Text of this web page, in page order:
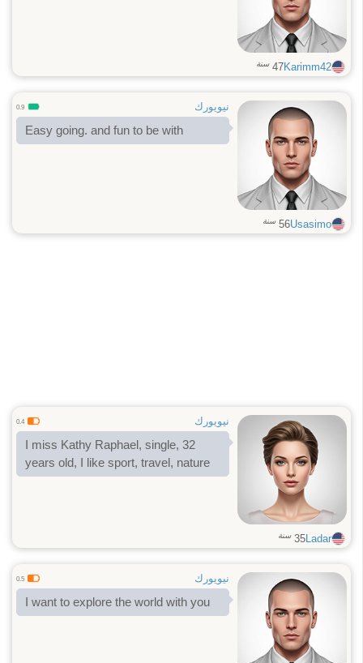
Karimm42
47 سنة
نيويورك 0.9
Easy going. and fun to be with
Usasimo
56 سنة
نيويورك 0.4
I miss Kathy Raphael, single, 32
years old, I like sport, travel, nature
Ladar
35 سنة
نيويورك 0.5
I want to explore the world with you